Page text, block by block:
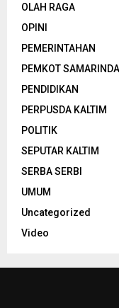
OLAH RAGA
OPINI
PEMERINTAHAN
PEMKOT SAMARINDA
PENDIDIKAN
PERPUSDA KALTIM
POLITIK
SEPUTAR KALTIM
SERBA SERBI
UMUM
Uncategorized
Video